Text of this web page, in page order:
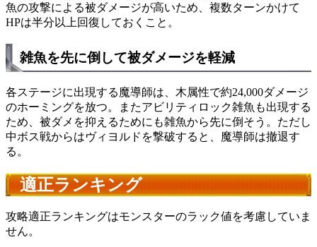
魚の攻撃による被ダメージが高いため、複数ターンかけて
HPは半分以上回復しておくこと。
雑魚を先に倒して被ダメージを軽減
各ステージに出現する魔導師は、木属性で約24,000ダメージ
のホーミングを放つ。またアビリティロック雑魚も出現する
ため、被ダメを抑えるためにも雑魚から先に倒そう。ただし
中ボス戦からはヴィヨルドを撃破すると、魔導師は撤退す
る。
適正ランキング
攻略適正ランキングはモンスターのラック値を考慮していま
せん。